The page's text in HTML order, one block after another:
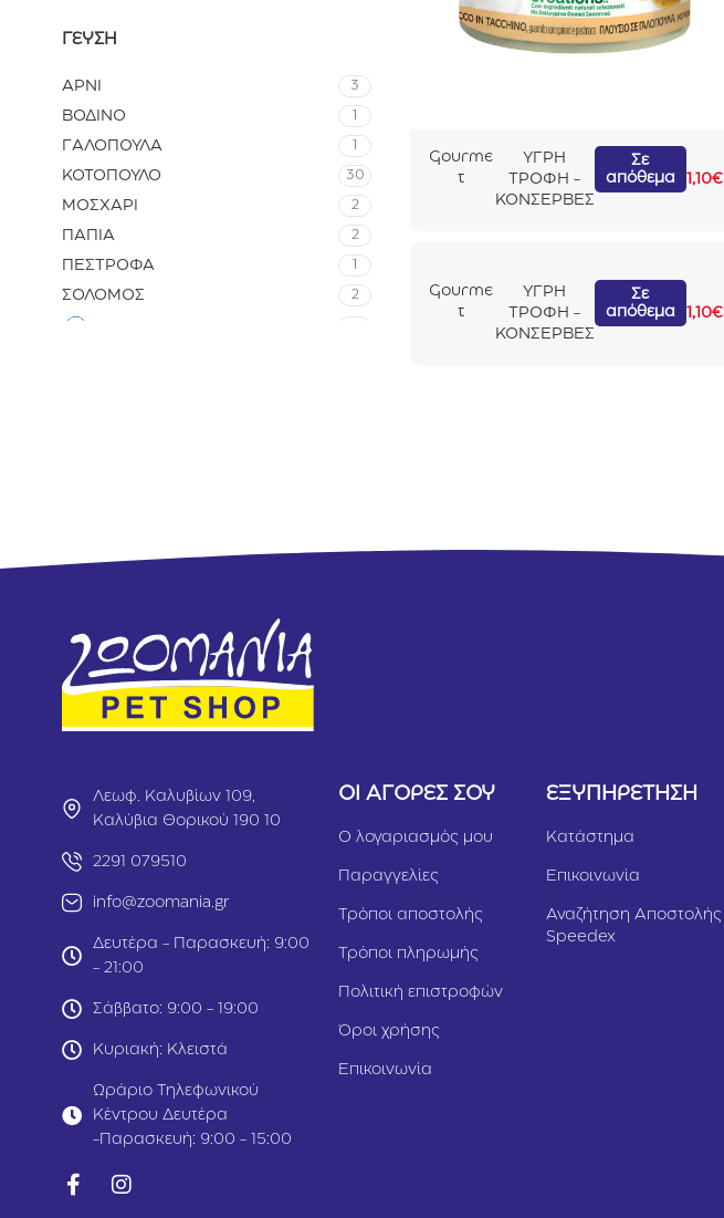
ΓΕΎΣΗ
ΑΡΝΙ 3
ΒΟΔΙΝΟ
ΓΑΛΟΠΟΥΛΑ
ΚΟΤΟΠΟΥΛΟ 30
ΜΟΣΧΑΡΙ 2
ΠΑΠΙΑ 2
ΠΕΣΤΡΟΦΑ
ΣΟΛΟΜΟΣ 2
Gourme
t
ΥΓΡΗ
ΤΡΟΦΗ -
ΚΟΝΣΕΡΒΕΣ
Σε
απόθεμα
1,10€
Gourme
t
ΥΓΡΗ
ΤΡΟΦΗ -
ΚΟΝΣΕΡΒΕΣ
Σε
απόθεμα
1,10€
Λεωφ. Καλυβίων 109,
Καλύβια Θορικού 190 10
2291 079510
info@zoomania.gr
Δευτέρα - Παρασκευή: 9:00
- 21:00
Σάββατο: 9:00 - 19:00
Κυριακή: Κλειστά
Ωράριο Τηλεφωνικού
Κέντρου Δευτέρα
-Παρασκευή: 9:00 - 15:00
ΟΙ ΑΓΟΡΕΣ ΣΟΥ
Ο λογαριασμός μου
Παραγγελίες
Τρόποι αποστολής
Τρόποι πληρωμής
Πολιτική επιστροφών
Όροι χρήσης
Επικοινωνία
ΕΞΥΠΗΡΕΤΗΣΗ
Κατάστημα
Επικοινωνία
Αναζήτηση Αποστολής
Speedex